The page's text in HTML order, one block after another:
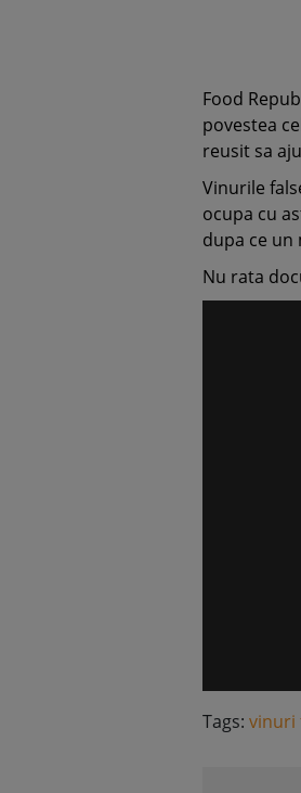
Food
povestea
reusit sa
Vinurile
ocupa cu
dupa ce
Nu rata
Tags: vinuri